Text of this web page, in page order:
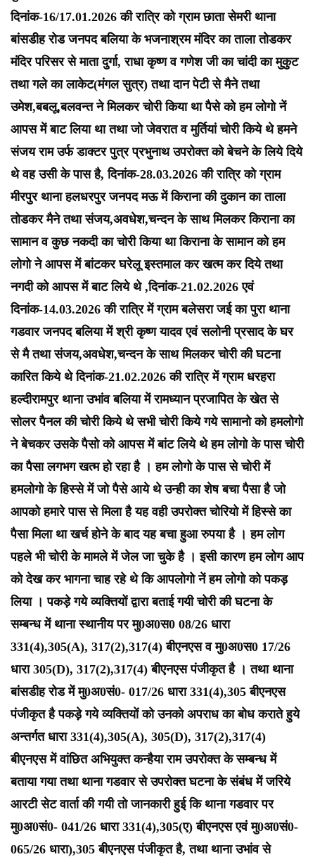
दिनांक-16/17.01.2026 की रात्रि को ग्राम छाता सेमरी थाना
बांसडीह रोड जनपद बलिया के भजनाश्रम मंदिर का ताला तोडकर
मंदिर परिसर से माता दुर्गा, राधा कृष्ण व गणेश जी का चांदी का मुकुट
तथा गले का लाकेट(मंगल सुत्र) तथा दान पेटी से मैने तथा
उमेश,बबलू,बलवन्त ने मिलकर चोरी किया था पैसे को हम लोगो नें
आपस में बाट लिया था तथा जो जेवरात व मुर्तियां चोरी किये थे हमने
संजय राम उर्फ डाक्टर पुत्र प्रभुनाथ उपरोक्त को बेचने के लिये दिये
थे वह उसी के पास है, दिनांक-28.03.2026 की रात्रि को ग्राम
मीरपुर थाना हलधरपुर जनपद मऊ में किराना की दुकान का ताला
तोडकर मैने तथा संजय,अवधेश,चन्दन के साथ मिलकर किराना का
सामान व कुछ नकदी का चोरी किया था किराना के सामान को हम
लोगो ने आपस में बांटकर घरेलू इस्तमाल कर खत्म कर दिये तथा
नगदी को आपस में बाट लिये थे ,दिनांक-21.02.2026 एवं
दिनांक-14.03.2026 की रात्रि में ग्राम बलेसरा जई का पुरा थाना
गडवार जनपद बलिया में श्री कृष्ण यादव एवं सलोनी प्रसाद के घर
से मै तथा संजय,अवधेश,चन्दन के साथ मिलकर चोरी की घटना
कारित किये थे दिनांक-21.02.2026 की रात्रि में ग्राम धरहरा
हल्दीरामपुर थाना उभांव बलिया में रामध्यान प्रजापित के खेत से
सोलर पैनल की चोरी किये थे सभी चोरी किये गये सामानो को हमलोगो
ने बेचकर उसके पैसो को आपस में बांट लिये थे हम लोगो के पास चोरी
का पैसा लगभग खत्म हो रहा है । हम लोगो के पास से चोरी में
हमलोगो के हिस्से में जो पैसे आये थे उन्ही का शेष बचा पैसा है जो
आपको हमारे पास से मिला है यह वही उपरोक्त चोरियो में हिस्से का
पैसा मिला था खर्च होने के बाद यह बचा हुआ रुपया है । हम लोग
पहले भी चोरी के मामले में जेल जा चुके है । इसी कारण हम लोग आप
को देख कर भागना चाह रहे थे कि आपलोगो नें हम लोगो को पकड़
लिया । पकड़े गये व्यक्तियों द्वारा बताई गयी चोरी की घटना के
सम्बन्ध में थाना स्थानीय पर मु0अ0स0 08/26 धारा
331(4),305(A), 317(2),317(4) बीएनएस व मु0अ0स0 17/26
धारा 305(D), 317(2),317(4) बीएनएस पंजीकृत है । तथा थाना
बांसडीह रोड में मु0अ0सं0- 017/26 धारा 331(4),305 बीएनएस
पंजीकृत है पकड़े गये व्यक्तियों को उनको अपराध का बोध कराते हुये
अन्तर्गत धारा 331(4),305(A), 305(D), 317(2),317(4)
बीएनएस में वांछित अभियुक्त कन्हैया राम उपरोक्त के सम्बन्ध में
बताया गया तथा थाना गडवार से उपरोक्त घटना के संबंध में जरिये
आरटी सेट वार्ता की गयी तो जानकारी हुई कि थाना गडवार पर
मु0अ0सं0- 041/26 धारा 331(4),305(ए) बीएनएस एवं मु0अ0सं0-
065/26 धारा),305 बीएनएस पंजीकृत है, तथा थाना उभांव से